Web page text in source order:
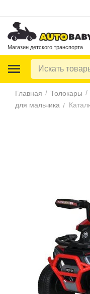
Магазин детского транспорта
Главная / Толокары /
для мальчика /